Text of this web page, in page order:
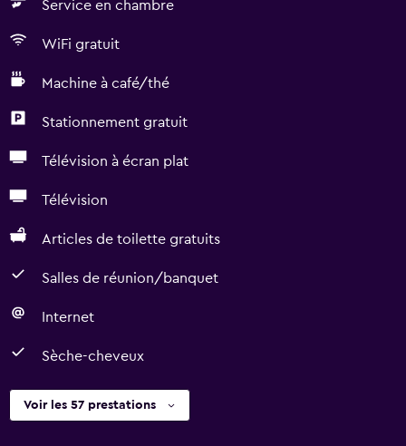
Service en chambre
WiFi gratuit
Machine à café/thé
Stationnement gratuit
Télévision à écran plat
Télévision
Articles de toilette gratuits
Salles de réunion/banquet
Internet
Sèche-cheveux
Voir les 57 prestations